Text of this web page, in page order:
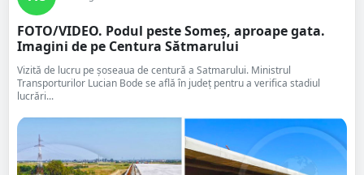
FOTO/VIDEO. Podul peste Someș, aproape gata.
Imagini de pe Centura Sătmarului
Vizită de lucru pe șoseaua de centură a Satmarului. Ministrul
Transporturilor Lucian Bode se află în județ pentru a verifica stadiul
lucrări...